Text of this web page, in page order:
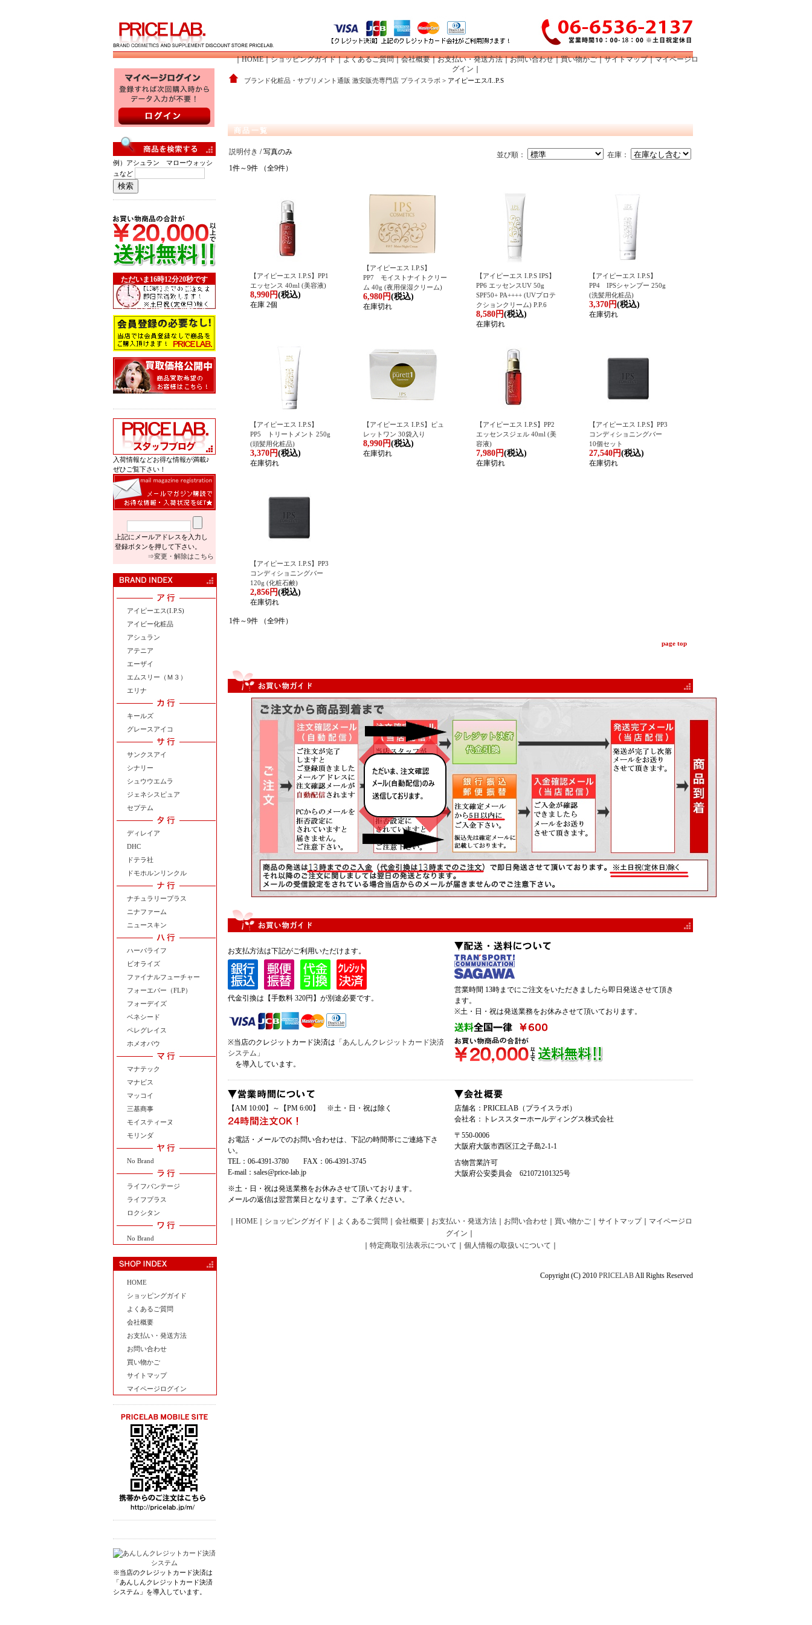
例）アシュラン マローウォッシ
ュなど
ただいま16時12分20秒です
ただいま15時03分10秒です
ただいま13時47分00秒です
ただいま16時23分38秒です
入荷情報などお得な情報が満載♪
ぜひご覧下さい！
上記にメールアドレスを入力し
登録ボタンを押して下さい。
⇒変更・解除はこちら
アイピーエス(I.P.S)
アイビー化粧品
アシュラン
アテニア
エーザイ
エムスリー（Ｍ３）
エリナ
キールズ
グレースアイコ
サンクスアイ
シナリー
シュウウエムラ
ジェネシスピュア
セプテム
ディレイア
DHC
ドテラ社
ドモホルンリンクル
ナチュラリープラス
ニナファーム
ニュースキン
ハーバライフ
ビオライズ
ファイナルフューチャー
フォーエバー（FLP）
フォーデイズ
ベネシード
ペレグレイス
ホメオバウ
マナテック
マナビス
マッコイ
三基商事
モイスティーヌ
モリンダ
No Brand
ライフバンテージ
ライフプラス
ロクシタン
No Brand
HOME
ショッピングガイド
よくあるご質問
会社概要
お支払い・発送方法
お問い合わせ
買い物かご
サイトマップ
マイページログイン
※当店のクレジットカード決済は
「あんしんクレジットカード決済
システム」を導入しています。
｜HOME｜ショッピングガイド｜よくあるご質問｜会社概要｜お支払い・発送方法｜お問い合わせ｜買い物かご｜サイトマップ｜マイページロ
グイン
ブランド化粧品・サプリメント通販 激安販売専門店 プライスラボ > アイピーエス/I..P.S
商品一覧
在庫：
並び順：
説明付き / 写真のみ
1件～9件 （全9件）
【アイピーエス I.P.S】PP1
エッセンス 40ml (美容液)
8,990円(税込)
在庫 2個
【アイピーエス I.P.S】
PP7 モイストナイトクリー
ム 40g (夜用保湿クリーム)
6,980円(税込)
在庫切れ
【アイピーエス I.P.S IPS】
PP6 エッセンスUV 50g
SPF50+ PA++++ (UVプロテ
クションクリーム) P.P.6
8,580円(税込)
在庫切れ
【アイピーエス I.P.S】
PP4 IPSシャンプー 250g
(洗髪用化粧品)
3,370円(税込)
在庫切れ
【アイピーエス I.P.S】
PP5 トリートメント 250g
(頭髪用化粧品)
3,370円(税込)
在庫切れ
【アイピーエス I.P.S】ピュ
レットワン 30袋入り
8,990円(税込)
在庫切れ
【アイピーエス I.P.S】PP2
エッセンスジェル 40ml (美
容液)
7,980円(税込)
在庫切れ
【アイピーエス I.P.S】PP3
コンディショニングバー
10個セット
27,540円(税込)
在庫切れ
【アイピーエス I.P.S】PP3
コンディショニングバー
120g (化粧石鹸)
2,856円(税込)
在庫切れ
1件～9件 （全9件）
page top
お支払方法は下記がご利用いただけます。
代金引換は【手数料 320円】が別途必要です。
※当店のクレジットカード決済は 「あんしんクレジットカード決済
システム」
を導入しています。
営業時間 13時までにご注文をいただきましたら即日発送させて頂き
ます。
※土・日・祝は発送業務をお休みさせて頂いております。
【AM 10:00】～【PM 6:00】 ※土・日・祝は除く
お電話・メールでのお問い合わせは、下記の時間帯にご連絡下さ
い。
TEL：06-4391-3780 FAX：06-4391-3745
E-mail：sales@price-lab.jp
※土・日・祝は発送業務をお休みさせて頂いております。
メールの返信は翌営業日となります。ご了承ください。
店舗名：PRICELAB（プライスラボ）
会社名：トレススターホールディングス株式会社
〒550-0006
大阪府大阪市西区江之子島2-1-1
古物営業許可
大阪府公安委員会 621072101325号
HOME ショッピングガイド よくあるご質問 会社概要 お支払い・発送方法 お問い合わせ 買い物かご サイトマップ｜ マイページロ
グイン
特定商取引法表示について 個人情報の取扱いについて
Copyright (C) 2010 PRICELABAll Rights Reserved